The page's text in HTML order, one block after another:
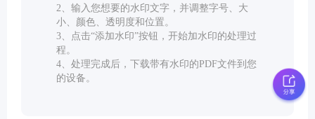
2、输入您想要的水印文字，并调整字号、大
小、颜色、透明度和位置。
3、点击“添加水印”按钮，开始加水印的处理过
程。
4、处理完成后，下载带有水印的PDF文件到您
的设备。